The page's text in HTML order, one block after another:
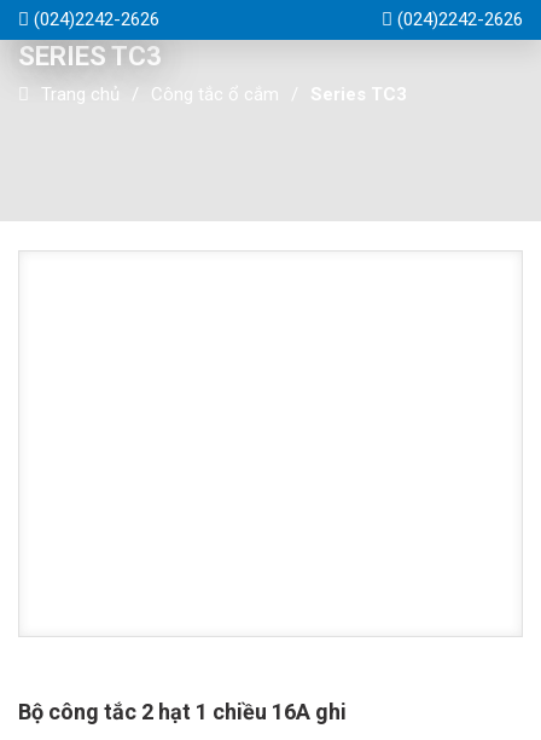
(024)2242-2626 (024)2242-2626
SERIES TC3
Trang chủ Công tắc ổ cắm Series TC3
Bộ công tắc 2 hạt 1 chiều 16A ghi